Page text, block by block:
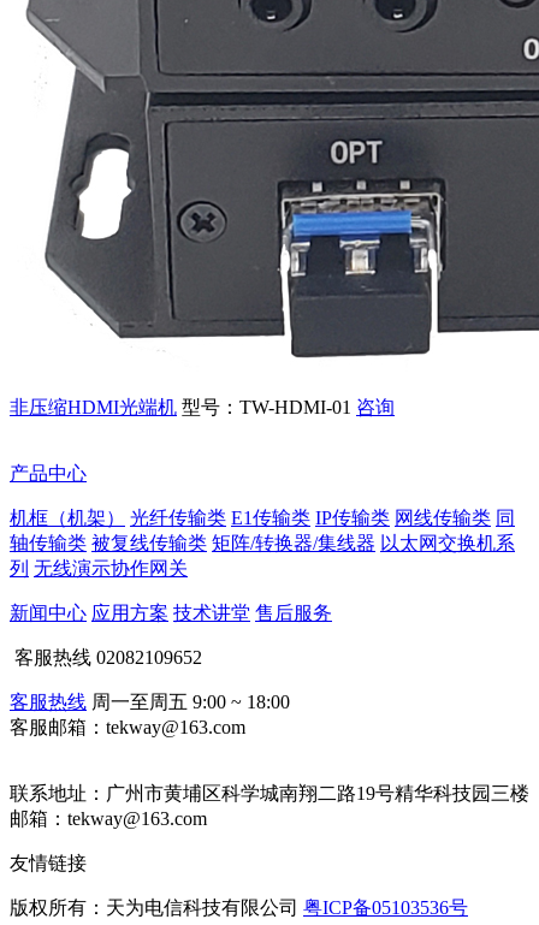
非压缩HDMI光端机 型号：TW-HDMI-01 咨询
产品中心
机框（机架） 光纤传输类 E1传输类 IP传输类 网线传输类 同
轴传输类 被复线传输类 矩阵/转换器/集线器 以太网交换机系
列 无线演示协作网关
新闻中心 应用方案 技术讲堂 售后服务
客服热线 02082109652
客服热线 周一至周五 9:00 ~ 18:00
客服邮箱：tekway@163.com
联系地址： 广州市黄埔区科学城南翔二路19号精华科技园三楼
邮箱：tekway@163.com
友情链接
版权所有：天为电信科技有限公司 粤ICP备05103536号